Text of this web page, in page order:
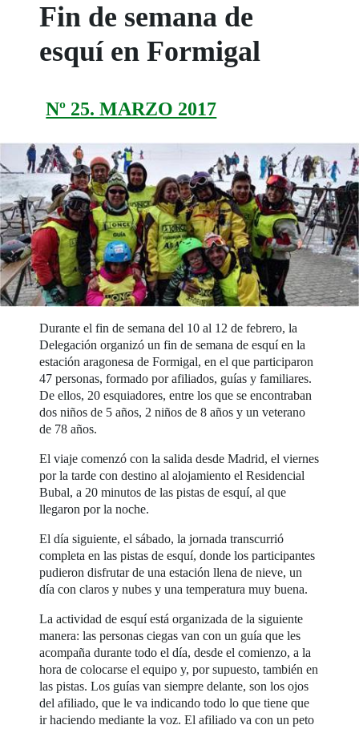
Fin de semana de
esquí en Formigal
Nº 25. MARZO 2017
Durante el fin de semana del 10 al 12 de febrero, la
Delegación organizó un fin de semana de esquí en la
estación aragonesa de Formigal, en el que participaron
47 personas, formado por afiliados, guías y familiares.
De ellos, 20 esquiadores, entre los que se encontraban
dos niños de 5 años, 2 niños de 8 años y un veterano
de 78 años.
El viaje comenzó con la salida desde Madrid, el viernes
por la tarde con destino al alojamiento el Residencial
Bubal, a 20 minutos de las pistas de esquí, al que
llegaron por la noche.
El día siguiente, el sábado, la jornada transcurrió
completa en las pistas de esquí, donde los participantes
pudieron disfrutar de una estación llena de nieve, un
día con claros y nubes y una temperatura muy buena.
La actividad de esquí está organizada de la siguiente
manera: las personas ciegas van con un guía que les
acompaña durante todo el día, desde el comienzo, a la
hora de colocarse el equipo y, por supuesto, también en
las pistas. Los guías van siempre delante, son los ojos
del afiliado, que le va indicando todo lo que tiene que
ir haciendo mediante la voz. El afiliado va con un peto